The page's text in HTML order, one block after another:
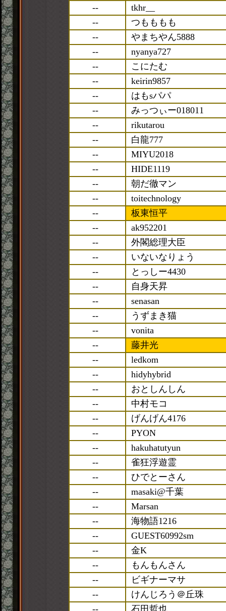
--
tkhr__
--
つもももも
--
やまちやん5888
--
nyanya727
--
こにたむ
--
keirin9857
--
はもsパパ
--
みっつぃー018011
--
rikutarou
--
白龍777
--
MIYU2018
--
HIDE1119
--
朝だ徹マン
--
toitechnology
--
板東恒平
--
ak952201
--
外閣総理大臣
--
いないなりょう
--
とっしー4430
--
自身天昇
--
senasan
--
うずまき猫
--
vonita
--
藤井光
--
ledkom
--
hidyhybrid
--
おとしんしん
--
中村モコ
--
げんげん4176
--
PYON
--
hakuhatutyun
--
雀狂浮遊霊
--
ひでとーさん
--
masaki@千葉
--
Marsan
--
海物語1216
--
GUEST60992sm
--
金K
--
もんもんさん
--
ビギナーマサ
--
けんじろう＠丘珠
--
石田哲也